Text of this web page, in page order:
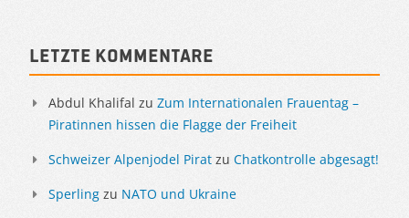
Letzte Kommentare
Abdul Khalifal zu Zum Internationalen Frauentag –
Piratinnen hissen die Flagge der Freiheit
Schweizer Alpenjodel Pirat zu Chatkontrolle abgesagt!
Sperling zu NATO und Ukraine